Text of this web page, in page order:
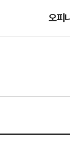
오피